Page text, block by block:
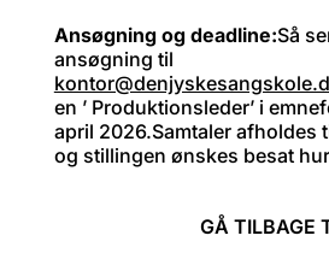
Ansøgning og deadline:Så
ansøgning til
en ’ Produktionsleder’ i
april 2026.Samtaler afholdes
og stillingen ønskes besat
GÅ TILBAGE